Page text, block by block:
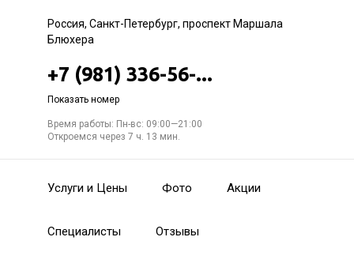
Россия, Санкт-Петербург, проспект Маршала
Блюхера
+7 (981) 336-56-...
Показать номер
Время работы: Пн-вс: 09:00—21:00
Откроемся через 7 ч. 13 мин.
Услуги и Цены Фото Акции
Специалисты Отзывы